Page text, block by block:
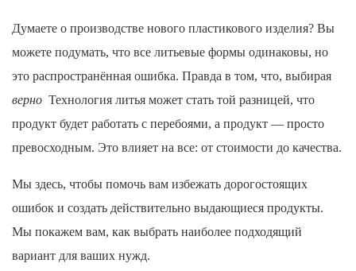
Думаете о производстве нового пластикового изделия? Вы
можете подумать, что все литьевые формы одинаковы, но
это распространённая ошибка. Правда в том, что, выбирая
верно Технология литья может стать той разницей, что
продукт будет работать с перебоями, а продукт — просто
превосходным. Это влияет на все: от стоимости до качества.
Мы здесь, чтобы помочь вам избежать дорогостоящих
ошибок и создать действительно выдающиеся продукты.
Мы покажем вам, как выбрать наиболее подходящий
вариант для ваших нужд.